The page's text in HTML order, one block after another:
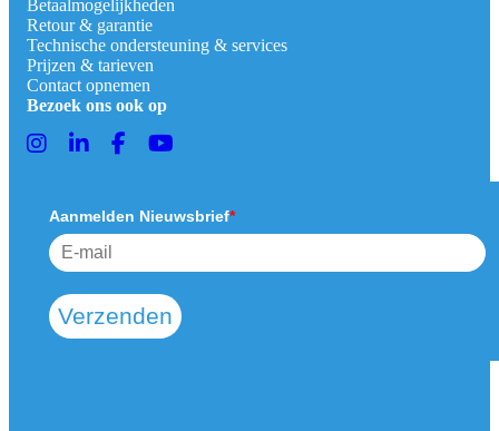
Betaalmogelijkheden
Retour & garantie
Technische ondersteuning & services
Prijzen & tarieven
Contact opnemen
Bezoek ons ook op
Aanmelden Nieuwsbrief*
Verzenden